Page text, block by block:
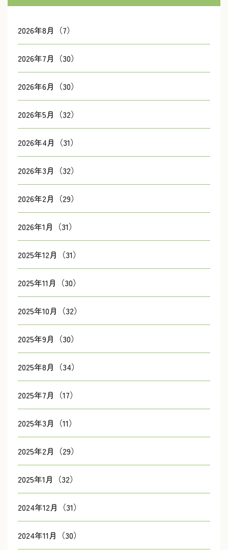
2026年8月（7）
2026年7月（30）
2026年6月（30）
2026年5月（32）
2026年4月（31）
2026年3月（32）
2026年2月（29）
2026年1月（31）
2025年12月（31）
2025年11月（30）
2025年10月（32）
2025年9月（30）
2025年8月（34）
2025年7月（17）
2025年3月（11）
2025年2月（29）
2025年1月（32）
2024年12月（31）
2024年11月（30）